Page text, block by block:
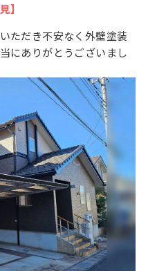
】
ただき不安なく外壁塗装
にありがとうございまし